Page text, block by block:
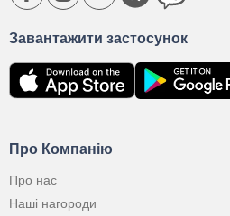
Про Компанію
Про нас
Наші нагороди
Завантажити застосунок